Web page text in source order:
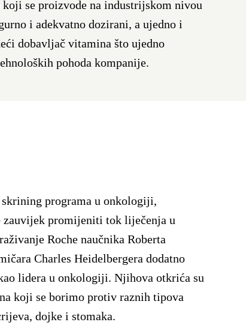
se proizvode na industrijskom nivou
i adekvatno dozirani, a ujedno i
dobavljač vitamina što ujedno
pohoda kompanije.
programa u onkologiji,
zauvijek promijeniti tok liječenja u
Roche naučnika Roberta
Charles Heidelbergera dodatno
lidera u onkologiji. Njihova otkrića su
koji se borimo protiv raznih tipova
dojke i stomaka.